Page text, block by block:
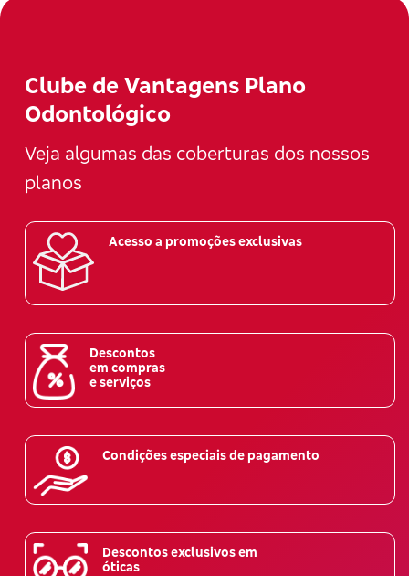
Clube de Vantagens Plano
Odontológico
Veja algumas das coberturas dos nossos
planos
Acesso a promoções exclusivas
Descontos
em compras
e serviços
Condições especiais de pagamento
Descontos exclusivos em
óticas